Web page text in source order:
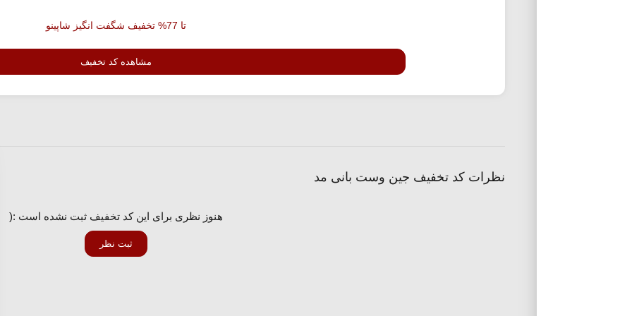
تا 77% تخفیف شگفت انگیز شاپینو
مشاهده کد تخفیف
نظرات کد تخفیف جین وست بانی مد
هنوز نظری برای این کد تخفیف ثبت نشده است :(
ثبت نظر